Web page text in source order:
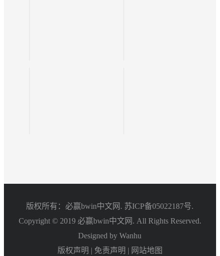
版权所有：必赢bwin中文网. 苏ICP备05022187号.
Copyright © 2019 必赢bwin中文网. All Rights Reserved.
Designed by Wanhu
版权声明 | 免责声明 | 网站地图